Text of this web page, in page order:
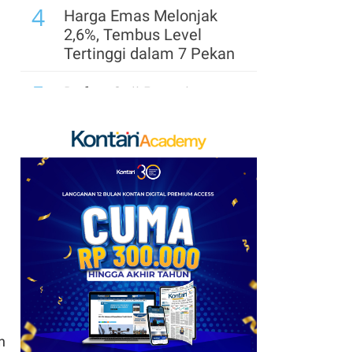
4
Harga Emas Melonjak
2,6%, Tembus Level
Tertinggi dalam 7 Pekan
5
Daftar Gaji Pemain
Tertinggi, Guimaraes
Masuk 10 Besar
BBCA, BMRI dan ASII di
Urutan Teratas, Cek
Saham Net Sell Terbesar
Asing, Jumat (7/8)
7
Penguatan Rupiah Pekan
Ini Terangkat Pelemahan
Dolar